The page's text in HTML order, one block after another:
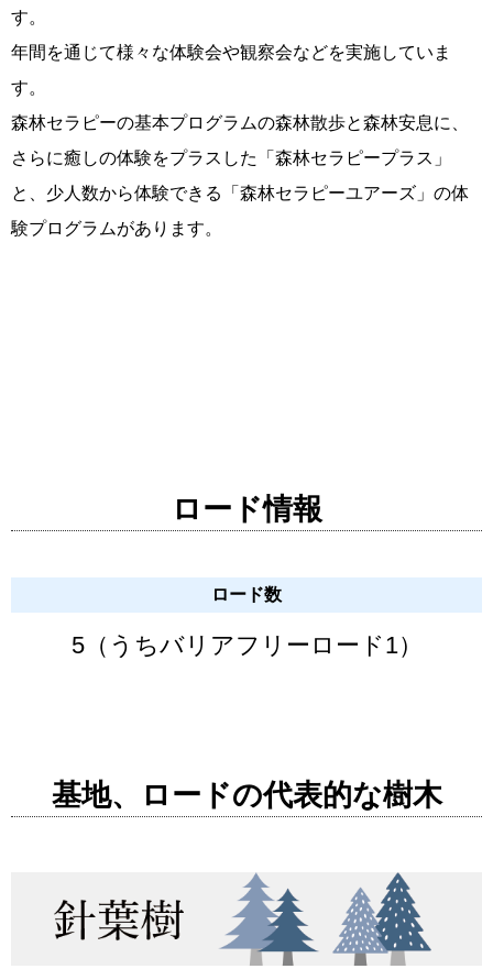
す。
年間を通じて様々な体験会や観察会などを実施していま
す。
森林セラピーの基本プログラムの森林散歩と森林安息に、
さらに癒しの体験をプラスした「森林セラピープラス」
と、少人数から体験できる「森林セラピーユアーズ」の体
験プログラムがあります。
ロード情報
ロード数
5（うちバリアフリーロード1）
基地、ロードの代表的な樹木